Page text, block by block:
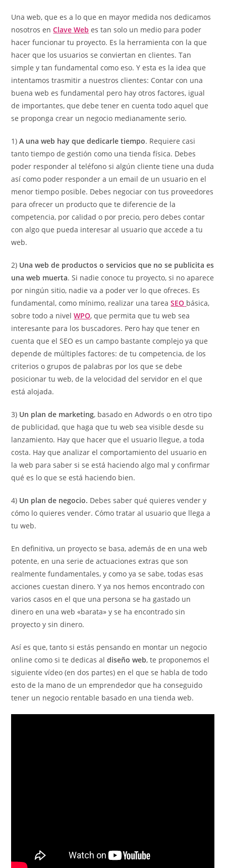
Una web, que es a lo que en mayor medida nos dedicamos
nosotros enClave Web es tan solo un medio para poder
hacer funcionar tu proyecto. Es la herramienta con la que
hacer que los usuarios se conviertan en clientes. Tan
simple y tan fundamental como eso. Y esta es la idea que
intentamos trasmitir a nuestros clientes: Contar con una
buena web es fundamental pero hay otros factores, igual
de importantes, que debe tener en cuenta todo aquel que
se proponga crear un negocio medianamente serio.
1)A una web hay que dedicarle tiempo. Requiere casi
tanto tiempo de gestión como una tienda física. Debes
poder responder al teléfono si algún cliente tiene una duda
así como poder responder a un email de un usuario en el
menor tiempo posible. Debes negociar con tus proveedores
para ofrecer un producto que te diferencie de la
competencia, por calidad o por precio, pero debes contar
con algo que pueda interesar al usuario que accede a tu
web.
2) Una web de productos o servicios que no se publicita es
una web muerta. Si nadie conoce tu proyecto, si no aparece
por ningún sitio, nadie va a poder ver lo que ofreces. Es
fundamental, como mínimo, realizar una tareaSEO básica,
sobre todo a nivelWPO, que permita que tu web sea
interesante para los buscadores. Pero hay que tener en
cuenta que el SEO es un campo bastante complejo ya que
depende de múltiples factores: de tu competencia, de los
criterios o grupos de palabras por los que se debe
posicionar tu web, de la velocidad del servidor en el que
está alojada.
3) Un plan de marketing, basado en Adwords o en otro tipo
de publicidad, que haga que tu web sea visible desde su
lanzamiento. Hay que hacer que el usuario llegue, a toda
costa. Hay que analizar el comportamiento del usuario en
la web para saber si se está haciendo algo mal y confirmar
qué es lo que se está haciendo bien.
4) Un plan de negocio. Debes saber qué quieres vender y
cómo lo quieres vender. Cómo tratar al usuario que llega a
tu web.
En definitiva, un proyecto se basa, además de en una web
potente, en una serie de actuaciones extras que son
realmente fundamentales, y como ya se sabe, todas esas
acciones cuestan dinero. Y ya nos hemos encontrado con
varios casos en el que una persona se ha gastado un
dinero en una web «barata» y se ha encontrado sin
proyecto y sin dinero.
Así es que, tanto si estás pensando en montar un negocio
online como si te dedicas al diseño web, te proponemos el
siguiente vídeo (en dos partes) en el que se habla de todo
esto de la mano de un emprendedor que ha conseguido
tener un negocio rentable basado en una tienda web.